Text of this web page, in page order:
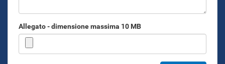
Allegato - dimensione massima 10 MB